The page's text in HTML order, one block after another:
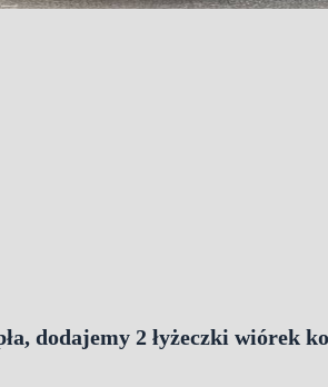
dodajemy 2 łyżeczki wiórek